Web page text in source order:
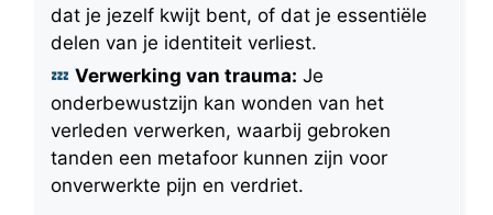
dat je jezelf kwijt bent, of dat je essentiële
delen van je identiteit verliest.
Verwerking van trauma: Je
onderbewustzijn kan wonden van het
verleden verwerken, waarbij gebroken
tanden een metafoor kunnen zijn voor
onverwerkte pijn en verdriet.